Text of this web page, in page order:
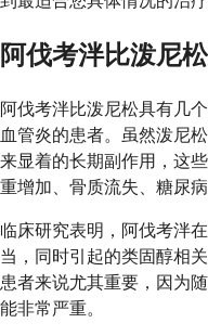
阿伐考泮比泼尼
阿伐考泮比泼尼松具有几
血管炎的患者。虽然泼尼
来显着的长期副作用，这
重增加、骨质流失、糖尿
临床研究表明，阿伐考泮
当，同时引起的类固醇相
患者来说尤其重要，因为
能非常严重。